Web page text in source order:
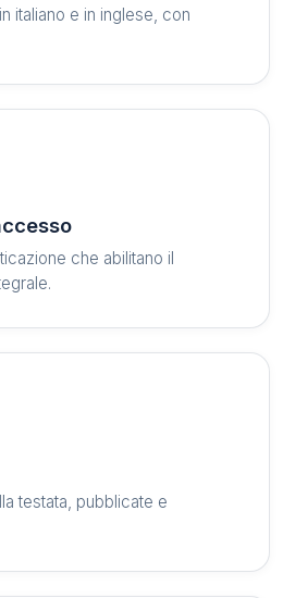
italiano e in inglese, con
che abilitano il
testata, pubblicate e